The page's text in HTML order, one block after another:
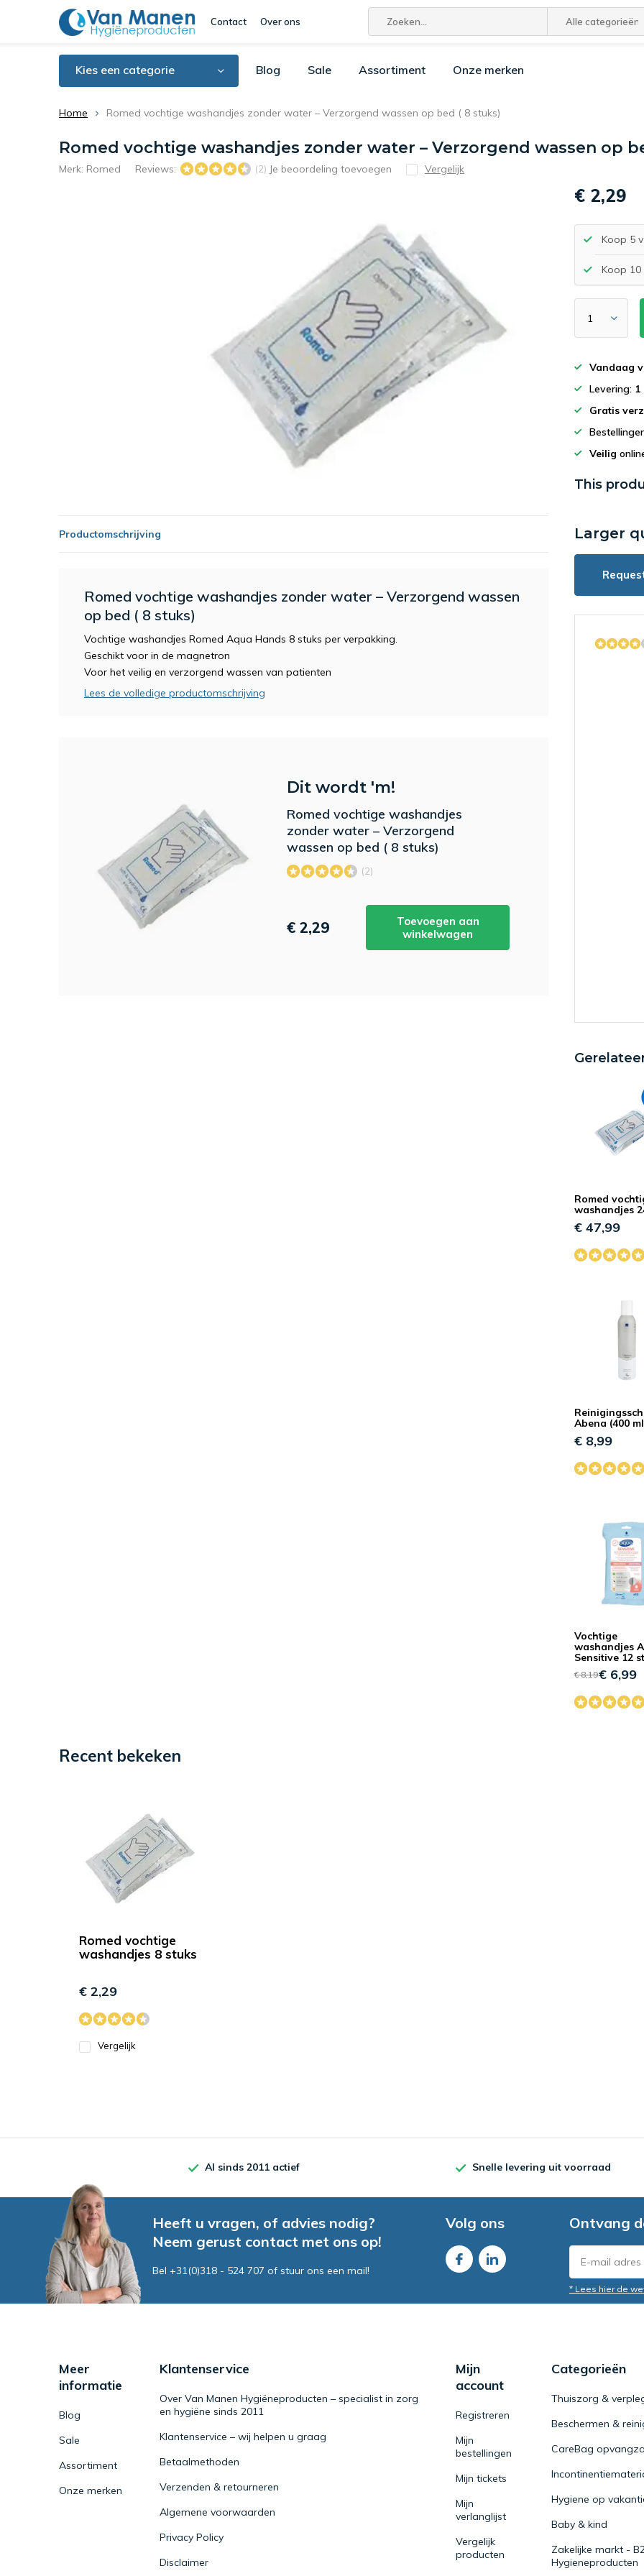
Contact Over ons Alle categorieën
Kies een categorie Blog Sale Assortiment Onze merken
Home
Romed vochtige washandjes zonder water – Verzorgend wassen op bed ( 8 stuks)
Romed vochtige washandjes zonder water – Verzorgend wassen op
Merk: Romed Reviews: (2) Je beoordeling toevoegen Vergelijk
€ 2,29
Koop 5
Koop
Vandaag
Levering: 1
Gratis
Veilig
This
Productomschrijving
Romed vochtige washandjes zonder water – Verzorgend wassen
op bed ( 8 stuks)
Vochtige washandjes Romed Aqua Hands 8 stuks per verpakking.
Geschikt voor in de magnetron
Voor het veilig en verzorgend wassen van patienten
Lees de volledige productomschrijving
Dit wordt 'm!
Romed vochtige washandjes
zonder water – Verzorgend
wassen op bed ( 8 stuks)
(2)
€ 2,29
Toevoegen aan
winkelwagen
Larger
FM
Romed
washandjes
€ 47,99
Abena (400
€ 8,99
Vochtige
washandjes
Sensitive 12
€ 8,19€ 6,99
Recent bekeken
Romed vochtige
washandjes 8 stuks
€ 2,29
Vergelijk
Al sinds 2011 actief Snelle levering uit voorraad
Heeft u vragen, of advies nodig?
Neem gerust contact met ons op!
Bel +31(0)318 - 524 707 of stuur ons een mail!
Volg ons Ontvang
* Lees hier de
Meer
informatie
Blog
Sale
Assortiment
Onze merken
Klantenservice
Over Van Manen Hygiëneproducten – specialist in zorg
en hygiëne sinds 2011
Klantenservice – wij helpen u graag
Betaalmethoden
Verzenden & retourneren
Algemene voorwaarden
Privacy Policy
Disclaimer
Mijn
account
Registreren
Mijn
bestellingen
Mijn tickets
Mijn
verlanglijst
Vergelijk
producten
Categorieën
Thuiszorg &
Beschermen &
CareBag
Hygiene op
Baby & kind
Zakelijke markt -
Hygieneproducten